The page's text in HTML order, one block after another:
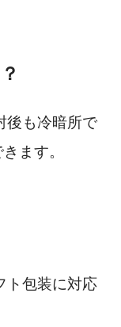
後も冷暗所で
ます。
ト包装に対応